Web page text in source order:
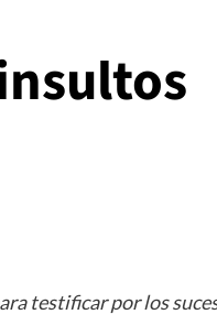
testificar por los